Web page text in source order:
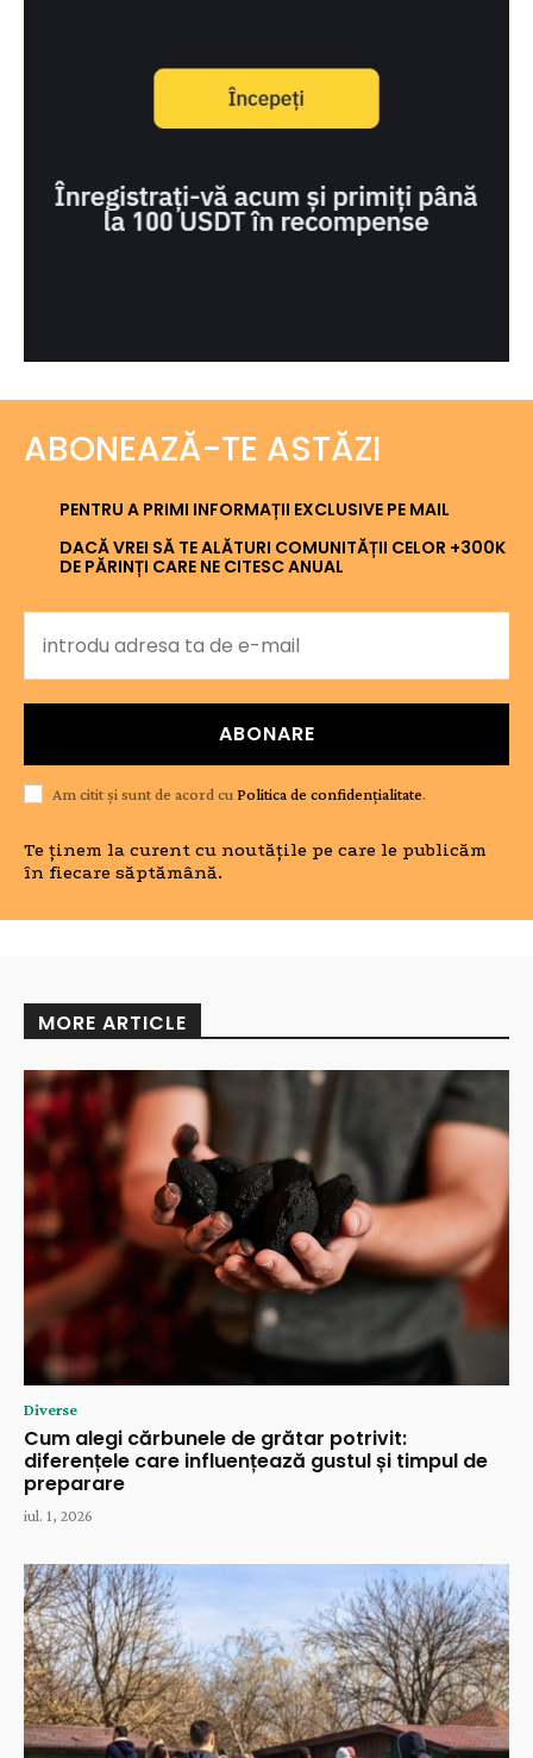
ABONEAZĂ-TE ASTĂZI
PENTRU A PRIMI INFORMAȚII EXCLUSIVE PE MAIL
DACĂ VREI SĂ TE ALĂTURI COMUNITĂȚII CELOR +300K
DE PĂRINȚI CARE NE CITESC ANUAL
ABONARE
Am citit și sunt de acord cu Politica de confidențialitate.
Te ținem la curent cu noutățile pe care le publicăm
în fiecare săptămână.
MORE ARTICLE
Diverse
Cum alegi cărbunele de grătar potrivit:
diferențele care influențează gustul și timpul de
preparare
iul. 1, 2026